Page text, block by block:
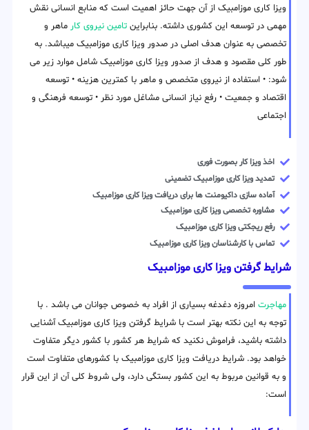
ویزا کاری موزامبیک از آن جهت حائز اهمیت است که منابع انسانی نقش
مهمی در توسعه این کشوری داشته. بنابراین تامین نیروی کار ماهر و
تخصصی به عنوان هدف اصلی در صدور ویزا کاری موزامبیک میباشد. به
طور کلی مقصود و هدف از صدور ویزا کاری موزامبیک شامل موارد زیر می
شود: • استفاده از نیروی متخصص و ماهر با کمترین هزینه • توسعه
اقتصاد و جمعیت • رفع نیاز انسانی مشاغل مورد نظر • توسعه فرهنگی و
اجتماعی
اخذ ویزا کار بصورت فوری
تمدید ویزا کاری موزامبیک تضمینی
آماده سازی داکیومنت ها برای دریافت ویزا کاری موزامبیک
مشاوره تخصصی ویزا کاری موزامبیک
رفع ریجکتی ویزا کاری موزامبیک
تماس با کارشناسان ویزا کاری موزامبیک
شرایط گرفتن ویزا کاری موزامبیک
مهاجرت امروزه دغدغه بسیاری از افراد به خصوص جوانان می باشد . با
توجه به این نکته بهتر است با شرایط گرفتن ویزا کاری موزامبیک آشنایی
داشته باشید، فراموش نکنید که شرایط هر کشور با کشور دیگر متفاوت
خواهد بود. شرایط دریافت ویزا کاری موزامبیک با کشورهای متفاوت است
و به قوانین مربوط به این کشور بستگی دارد، ولی شروط کلی آن از این قرار
است: